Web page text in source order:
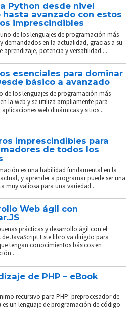
Python desde nivel
hasta avanzado con estos
imprescindibles
de los lenguajes de programación más
demandados en la actualidad, gracias a su
aprendizaje, potencia y versatilidad....
esenciales para dominar
básico a avanzado
de los lenguajes de programación más
la web y se utiliza ampliamente para
web dinámicas y sitios...
imprescindibles para
de todos los
es una habilidad fundamental en la
y aprender a programar puede ser una
muy valiosa para una variedad...
Web ágil con
prácticas y desarrollo ágil con el
JavaScript Este libro va dirigdo para
tengan conocimientos básicos en
de PHP – eBook
recursivo para PHP: preprocesador de
es un lenguaje de programación de código